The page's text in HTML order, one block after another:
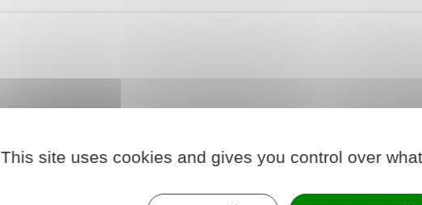
This site uses cookies and gives you control over